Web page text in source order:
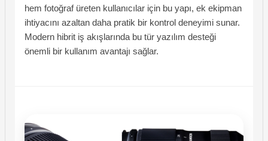
hem fotoğraf üreten kullanıcılar için bu yapı, ek ekipman
ihtiyacını azaltan daha pratik bir kontrol deneyimi sunar.
Modern hibrit iş akışlarında bu tür yazılım desteği
önemli bir kullanım avantajı sağlar.